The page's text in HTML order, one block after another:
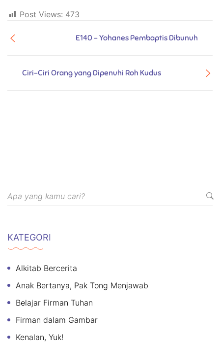
Post Views: 473
Ciri-Ciri Orang yang Dipenuhi Roh Kudus
E140 - Yohanes Pembaptis Dibunuh
KATEGORI
Alkitab Bercerita
Anak Bertanya, Pak Tong Menjawab
Belajar Firman Tuhan
Firman dalam Gambar
Kenalan, Yuk!